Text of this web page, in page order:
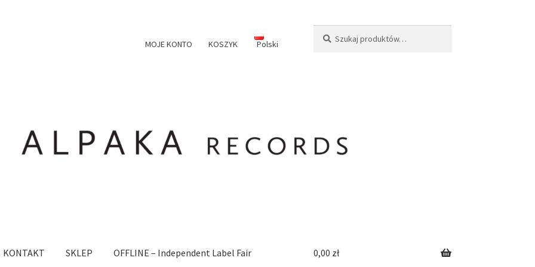
MOJE KONTO KOSZYK Polski
KONTAKT SKLEP OFFLINE – Independent Label Fair 0,00 zł